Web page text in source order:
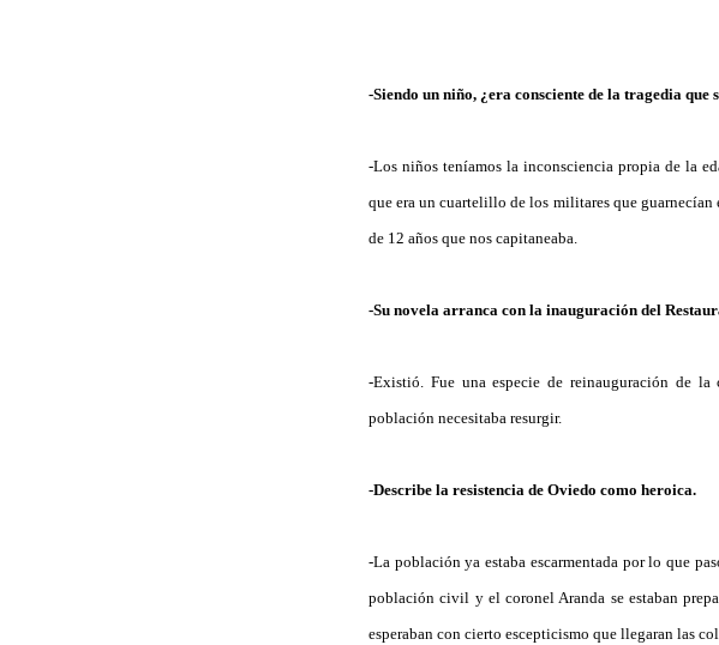
-Siendo un niño, ¿era consciente de la tragedia que
-Los niños teníamos la inconsciencia propia de la
que era un cuartelillo de los militares que guarnecían
de 12 años que nos capitaneaba.
-Su novela arranca con la inauguración del
-Existió. Fue una especie de reinauguración de
población necesitaba resurgir.
-Describe la resistencia de Oviedo como heroica.
-La población ya estaba escarmentada por lo que
población civil y el coronel Aranda se estaban
esperaban con cierto escepticismo que llegaran las